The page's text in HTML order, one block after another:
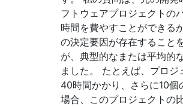
フトウェアプロジェクトの
時間を費やすことができる
の決定要因が存在すること
が、典型的なまたは平均的
ました。 たとえば、プロジ
40時間かかり、さらに10個
場合、このプロジェクトの